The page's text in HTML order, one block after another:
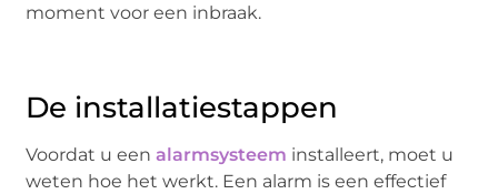
moment voor een inbraak.
De installatiestappen
Voordat u eenalarmsysteem installeert, moet u
weten hoe het werkt. Een alarm is een effectief